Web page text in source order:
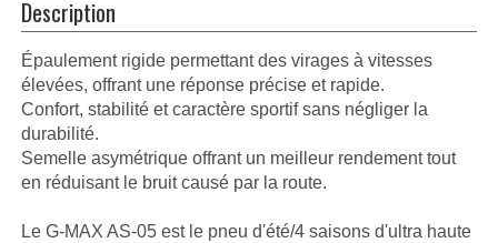
Description
Épaulement rigide permettant des virages à vitesses
élevées, offrant une réponse précise et rapide.
Confort, stabilité et caractère sportif sans négliger la
durabilité.
Semelle asymétrique offrant un meilleur rendement tout
en réduisant le bruit causé par la route.
Le G-MAX AS-05 est le pneu d'été/4 saisons d'ultra haute